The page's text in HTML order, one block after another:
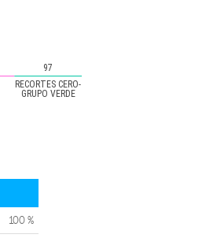
RECORTES CERO-
GRUPO VERDE
97
100 %